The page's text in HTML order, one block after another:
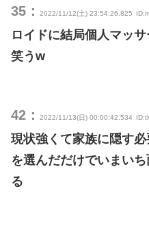
35： 2022/11/12(土) 23:54:26.825
ロイドに結局個人マッ
笑うw
42： 2022/11/13(日) 00:00:42.534
現状強くて家族に隠す
を選んだだけでいまい
る